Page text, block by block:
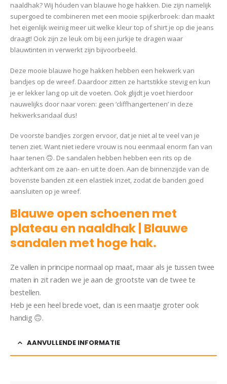
naaldhak? Wij hóuden van blauwe hoge hakken. Die zijn namelijk
supergoed te combineren met een mooie spijkerbroek: dan maakt
het eigenlijk weinig meer uit welke kleur top of shirt je op die jeans
draagt! Ook zijn ze leuk om bij een jurkje te dragen waar
blauwtinten in verwerkt zijn bijvoorbeeld.
Deze mooie blauwe hoge hakken hebben een hekwerk van
bandjes op de wreef. Daardoor zitten ze hartstikke stevig en kun
je er lekker lang op uit de voeten. Ook glijdt je voet hierdoor
nauwelijks door naar voren: geen ‘cliffhangertenen’ in deze
hekwerksandaal dus!
De voorste bandjes zorgen ervoor, dat je niet al te veel van je
tenen ziet. Want niet iedere vrouw is nou eenmaal enorm fan van
haar tenen 🙃. De sandalen hebben hebben een rits op de
achterkant om ze aan- en uit te doen. Aan de binnenzijde van de
bovenste banden zit een elastiek inzet, zodat de banden goed
aansluiten op je wreef.
Blauwe open schoenen met
plateau en naaldhak | Blauwe
sandalen met hoge hak.
Ze vallen in principe normaal op maat, maar als je tussen twee
maten in zit raden we je aan de grootste van de twee te
bestellen.
Heb je een heel brede voet, dan is een maatje groter ook
handig 🙃.
AANVULLENDE INFORMATIE